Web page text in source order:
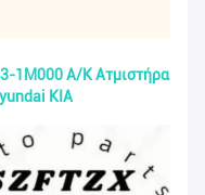
1M000 Α/Κ Ατμιστήρα
KIA